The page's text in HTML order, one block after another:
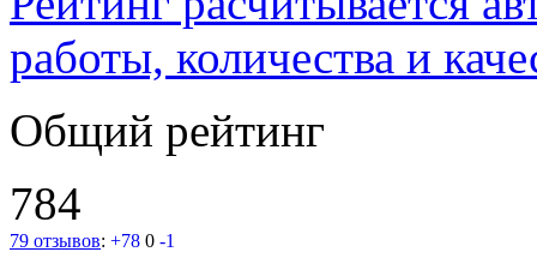
работы, количества и
Общий рейтинг
784
79 отзывов: +78 0 -1